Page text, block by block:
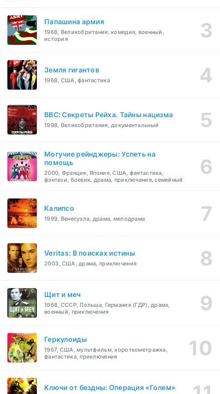
Папашина армия
1968, Великобритания, комедия, военный,
история
Земля гигантов
1968, США, фантастика
BBC: Секреты Рейха. Тайны нацизма
1998, Великобритания, документальный
Могучие рейнджеры: Успеть на
помощь
2000, Франция, Япония, США, фантастика,
фэнтези, боевик, драма, приключения, семейный
Калипсо
1999, Венесуэла, драма, мелодрама
Veritas: В поисках истины
2003, США, драма, приключения
Щит и меч
1968, СССР, Польша, Германия (ГДР), драма,
военный, приключения
Геркулоиды
1967, США, мультфильм, короткометражка,
фантастика, приключения
Ключи от бездны: Операция «Голем»